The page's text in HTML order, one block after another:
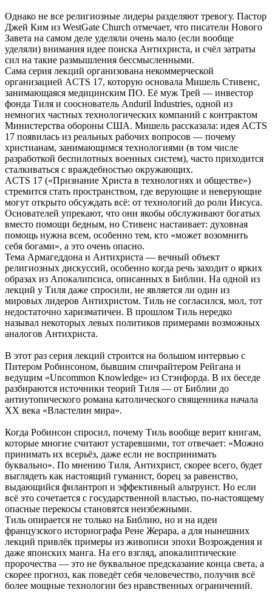
Однако не все религиозные лидеры разделяют тревогу. Пастор
Джей Ким из WestGate Church отмечает, что писатели Нового
Завета на самом деле уделяли очень мало (если вообще
уделяли) внимания идее поиска Антихриста, и счёл затраты
сил на такие размышления бессмысленными.
Сама серия лекций организована некоммерческой
организацией ACTS 17, которую основала Мишель Стивенс,
занимающаяся медицинским ПО. Её муж Трей — инвестор
фонда Тиля и сооснователь Anduril Industries, одной из
немногих частных технологических компаний с контрактом
Министерства обороны США. Мишель рассказала: идея ACTS
17 появилась из реальных рабочих вопросов — почему
христианам, занимающимся технологиями (в том числе
разработкой беспилотных военных систем), часто приходится
сталкиваться с враждебностью окружающих.
ACTS 17 («Признание Христа в технологиях и обществе»)
стремится стать пространством, где верующие и неверующие
могут открыто обсуждать всё: от технологий до роли Иисуса.
Основателей упрекают, что они якобы обслуживают богатых
вместо помощи бедным, но Стивенс настаивает: духовная
помощь нужна всем, особенно тем, кто «может возомнить
себя богами», а это очень опасно.
Тема Армагеддона и Антихриста — вечный объект
религиозных дискуссий, особенно когда речь заходит о ярких
образах из Апокалипсиса, описанных в Библии. На одной из
лекций у Тиля даже спросили, не является ли один из
мировых лидеров Антихристом. Тиль не согласился, мол, тот
недостаточно харизматичен. В прошлом Тиль нередко
называл некоторых левых политиков примерами возможных
аналогов Антихриста.
В этот раз серия лекций строится на большом интервью с
Питером Робинсоном, бывшим спичрайтером Рейгана и
ведущим «Uncommon Knowledge» из Стэнфорда. В их беседе
разбираются источники теорий Тиля — от Библии до
антиутопического романа католического священника начала
XX века «Властелин мира».
Когда Робинсон спросил, почему Тиль вообще верит книгам,
которые многие считают устаревшими, тот отвечает: «Можно
принимать их всерьёз, даже если не воспринимать
буквально». По мнению Тиля, Антихрист, скорее всего, будет
выглядеть как настоящий гуманист, борец за равенство,
выдающийся филантроп и эффективный альтруист. Но если
всё это сочетается с государственной властью, по-настоящему
опасные перекосы становятся неизбежными.
Тиль опирается не только на Библию, но и на идеи
французского историографа Рене Жерара, а для нынешних
лекций привлёк примеры из живописи эпохи Возрождения и
даже японских манга. На его взгляд, апокалиптические
пророчества — это не буквальное предсказание конца света, а
скорее прогноз, как поведёт себя человечество, получив всё
более мощные технологии без нравственных ограничений.